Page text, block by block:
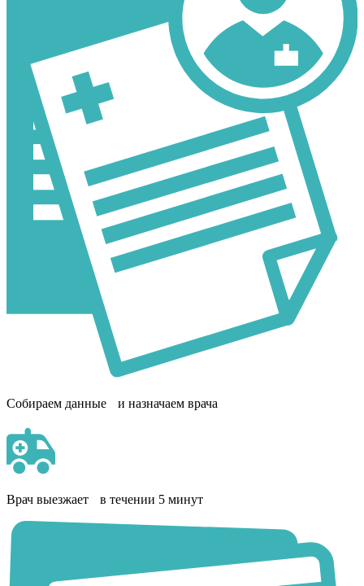
Собираем данные и назначаем врача
Врач выезжает в течении 5 минут